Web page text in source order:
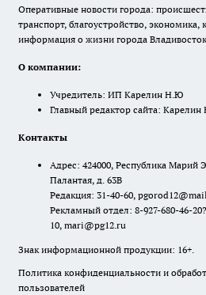
Оперативные новости города:
транспорт, благоустройство, экономика,
информация о жизни города
О компании:
Учредитель: ИП Карелин Н.Ю
Главный редактор сайта:
Контакты
Адрес: 424000, Республика Марий
Палантая, д. 63В
Редакция: 31-40-60,
Рекламный отдел: 8-927-680-46-
10, mari@pg12.ru
Знак информационной продукции: 16+.
Политика конфиденциальности и
пользователей